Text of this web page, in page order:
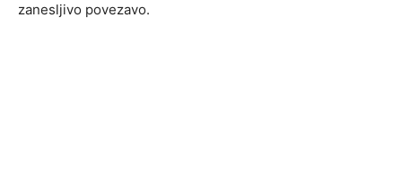
zanesljivo povezavo.